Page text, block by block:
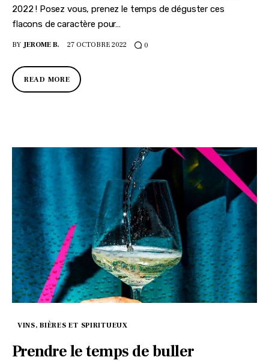
2022 ! Posez vous, prenez le temps de déguster ces
flacons de caractère pour…
BY JEROME B. 27 OCTOBRE 2022 0
READ MORE
VINS, BIÈRES ET SPIRITUEUX
Prendre le temps de buller